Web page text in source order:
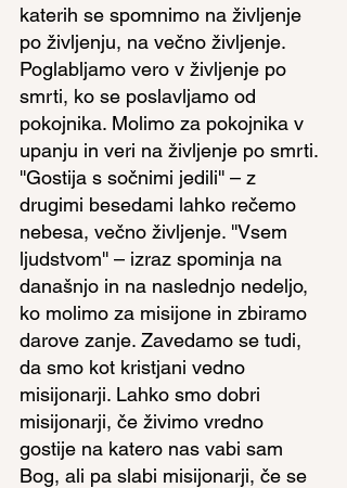
katerih se spomnimo na življenje
po življenju, na večno življenje.
Poglabljamo vero v življenje po
smrti, ko se poslavljamo od
pokojnika. Molimo za pokojnika v
upanju in veri na življenje po smrti.
''Gostija s sočnimi jedili'' – z
drugimi besedami lahko rečemo
nebesa, večno življenje. ''Vsem
ljudstvom'' – izraz spominja na
današnjo in na naslednjo nedeljo,
ko molimo za misijone in zbiramo
darove zanje. Zavedamo se tudi,
da smo kot kristjani vedno
misijonarji. Lahko smo dobri
misijonarji, če živimo vredno
gostije na katero nas vabi sam
Bog, ali pa slabi misijonarji, če se